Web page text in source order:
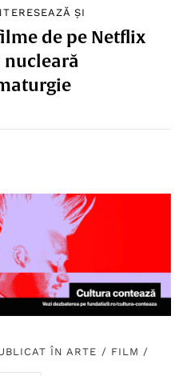
ȘI
de pe Netflix
nucleară
ÎN ARTE / FILM /